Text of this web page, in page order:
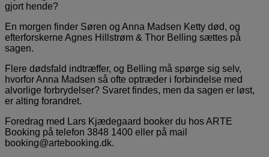
gjort hende?
En morgen finder Søren og Anna Madsen Ketty død, og
efterforskerne Agnes Hillstrøm & Thor Belling sættes på
sagen.
Flere dødsfald indtræffer, og Belling må spørge sig selv,
hvorfor Anna Madsen så ofte optræder i forbindelse med
alvorlige forbrydelser? Svaret findes, men da sagen er løst,
er alting forandret.
Foredrag med Lars Kjædegaard booker du hos ARTE
Booking på telefon 3848 1400 eller på mail
booking@artebooking.dk.